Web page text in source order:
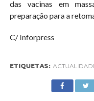
das vacinas em
preparação para a
C/ Inforpress
ETIQUETAS: